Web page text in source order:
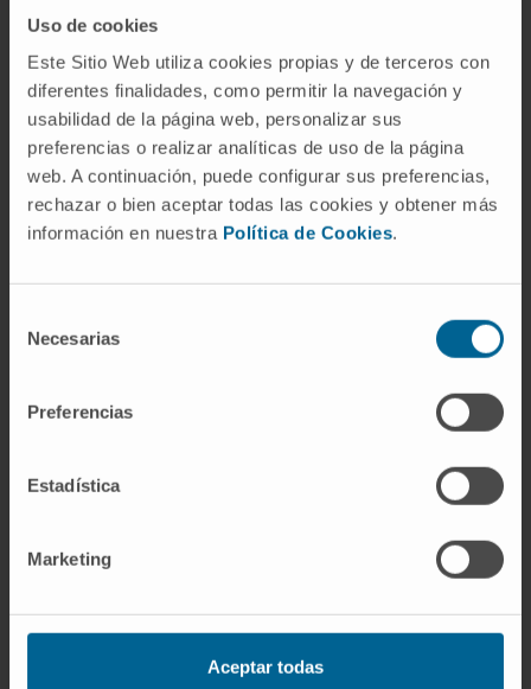
Uso de cookies
Este Sitio Web utiliza cookies propias y de terceros con
diferentes finalidades, como permitir la navegación y
usabilidad de la página web, personalizar sus
preferencias o realizar analíticas de uso de la página
web. A continuación, puede configurar sus preferencias,
rechazar o bien aceptar todas las cookies y obtener más
información en nuestra Política de Cookies.
Necesarias
Preferencias
Estadística
Marketing
Aceptar todas
Cirurgia laparoscópica, robótica e reconstrutiva.
Atividade
do Departamento de Cirurgia da Faculdade
Colaboradora de estágios na formação de
Urologia no Hospital General Universitario
Tutora académica de estágios do Curso de
Sabio (2024–2025).
“Especialista na abordagem do trato urinário